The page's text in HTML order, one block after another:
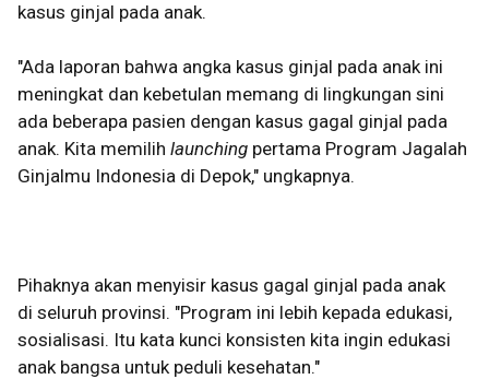
kasus ginjal pada anak.
"Ada laporan bahwa angka kasus ginjal pada anak ini
meningkat dan kebetulan memang di lingkungan sini
ada beberapa pasien dengan kasus gagal ginjal pada
anak. Kita memilih launching pertama Program Jagalah
Ginjalmu Indonesia di Depok," ungkapnya.
Pihaknya akan menyisir kasus gagal ginjal pada anak
di seluruh provinsi. "Program ini lebih kepada edukasi,
sosialisasi. Itu kata kunci konsisten kita ingin edukasi
anak bangsa untuk peduli kesehatan."